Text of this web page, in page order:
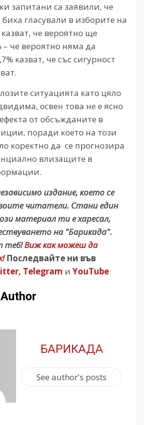
запитани са заявили, че
биха гласували в изборите на
че вероятно ще
– че вероятно няма да
казват, че със сигурност
ситуацията като цяло
освен това не е ясно
от обсъжданите в
поради което на този
коректно да се прогнозира
влизащите в
издание, което се
читатели. Стани един
материал ти е харесал,
на "Барикада".
теб!Виж как можеш да
Последвайте ни във
, Telegram и YouTube
БАРИКАДА
See author's posts